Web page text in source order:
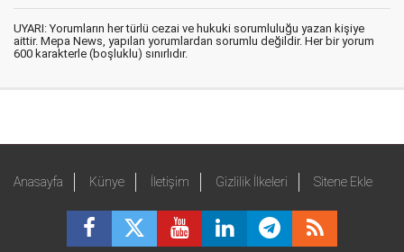
UYARI: Yorumların her türlü cezai ve hukuki sorumluluğu yazan kişiye
aittir. Mepa News, yapılan yorumlardan sorumlu değildir. Her bir yorum
600 karakterle (boşluklu) sınırlıdır.
Anasayfa Künye İletişim Gizlilik İlkeleri Sitene Ekle